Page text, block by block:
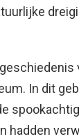
In dit
hadden